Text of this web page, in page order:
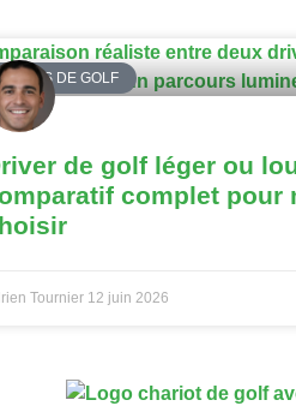
DE GOLF
de golf léger ou
complet pour
Tournier 12 juin 2026